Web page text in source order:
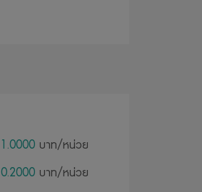
1.0000 บาท/หน่วย
0.2000 บาท/หน่วย